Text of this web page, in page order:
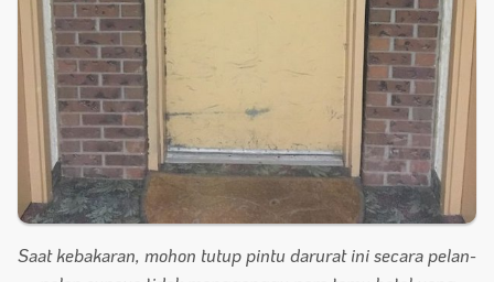
Saat kebakaran, mohon tutup pintu darurat ini secara pelan-